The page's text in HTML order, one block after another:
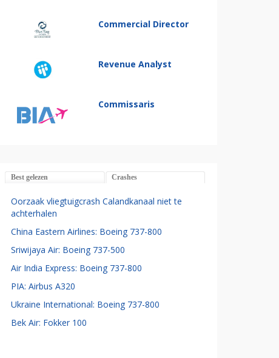
Commercial Director
Revenue Analyst
Commissaris
Best gelezen Crashes
Oorzaak vliegtuigcrash Calandkanaal niet te
achterhalen
China Eastern Airlines: Boeing 737-800
Sriwijaya Air: Boeing 737-500
Air India Express: Boeing 737-800
PIA: Airbus A320
Ukraine International: Boeing 737-800
Bek Air: Fokker 100